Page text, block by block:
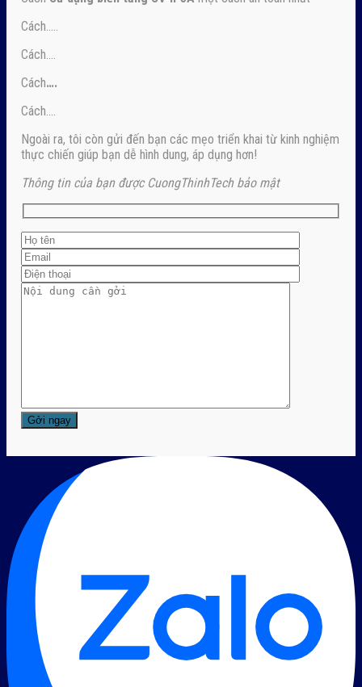
Cách…..
Cách….
Cách….
Cách….
Ngoài ra, tôi còn gửi đến bạn các mẹo triển khai từ kinh nghiệm
thực chiến giúp bạn dễ hình dung, áp dụng hơn!
Thông tin của bạn được CuongThinhTech bảo mật